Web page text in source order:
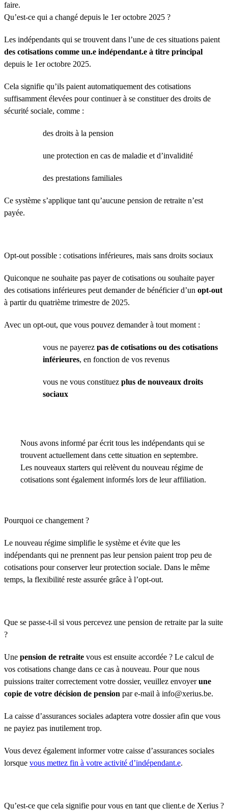
faire.
Qu’est-ce qui a changé depuis le 1er octobre 2025 ?
Les indépendants qui se trouvent dans l’une de ces situations paient
des cotisations comme un.e indépendant.e à titre principal
depuis le 1er octobre 2025.
Cela signifie qu’ils paient automatiquement des cotisations
suffisamment élevées pour continuer à se constituer des droits de
sécurité sociale, comme :
des droits à la pension
une protection en cas de maladie et d’invalidité
des prestations familiales
Ce système s’applique tant qu’aucune pension de retraite n’est
payée.
Opt-out possible : cotisations inférieures, mais sans droits sociaux
Quiconque ne souhaite pas payer de cotisations ou souhaite payer
des cotisations inférieures peut demander de bénéficier d’un opt-out
à partir du quatrième trimestre de 2025.
Avec un opt-out, que vous pouvez demander à tout moment :
vous ne payerez pas de cotisations ou des cotisations
inférieures, en fonction de vos revenus
vous ne vous constituez plus de nouveaux droits
sociaux
Nous avons informé par écrit tous les indépendants qui se
trouvent actuellement dans cette situation en septembre.
Les nouveaux starters qui relèvent du nouveau régime de
cotisations sont également informés lors de leur affiliation.
Pourquoi ce changement ?
Le nouveau régime simplifie le système et évite que les
indépendants qui ne prennent pas leur pension paient trop peu de
cotisations pour conserver leur protection sociale. Dans le même
temps, la flexibilité reste assurée grâce à l’opt-out.
Que se passe-t-il si vous percevez une pension de retraite par la suite
?
Une pension de retraite vous est ensuite accordée ? Le calcul de
vos cotisations change dans ce cas à nouveau. Pour que nous
puissions traiter correctement votre dossier, veuillez envoyerune
copie de votre décision de pension par e-mail à info@xerius.be.
La caisse d’assurances sociales adaptera votre dossier afin que vous
ne payiez pas inutilement trop.
Vous devez également informer votre caisse d’assurances sociales
lorsque vous mettez fin à votre activité d’indépendant.e.
Qu’est-ce que cela signifie pour vous en tant que client.e de Xerius ?